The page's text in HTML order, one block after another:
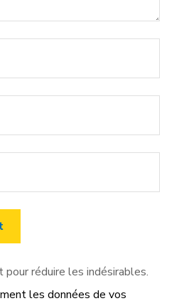
réduire les indésirables.
les données de vos